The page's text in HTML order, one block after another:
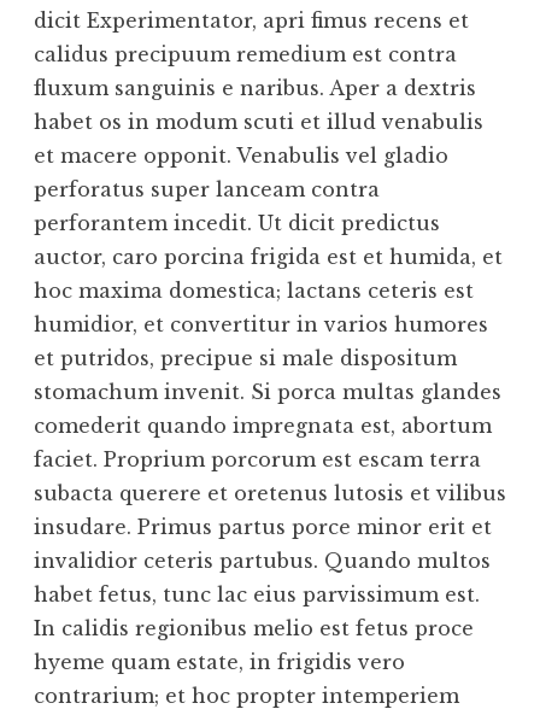
dicit Experimentator, apri fimus recens et
calidus precipuum remedium est contra
fluxum sanguinis e naribus. Aper a dextris
habet os in modum scuti et illud venabulis
et macere opponit. Venabulis vel gladio
perforatus super lanceam contra
perforantem incedit. Ut dicit predictus
auctor, caro porcina frigida est et humida, et
hoc maxima domestica; lactans ceteris est
humidior, et convertitur in varios humores
et putridos, precipue si male dispositum
stomachum invenit. Si porca multas glandes
comederit quando impregnata est, abortum
faciet. Proprium porcorum est escam terra
subacta querere et oretenus lutosis et vilibus
insudare. Primus partus porce minor erit et
invalidior ceteris partubus. Quando multos
habet fetus, tunc lac eius parvissimum est.
In calidis regionibus melio est fetus proce
hyeme quam estate, in frigidis vero
contrarium; et hoc propter intemperiem